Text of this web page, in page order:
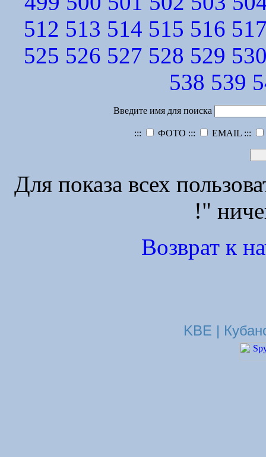
512 513 514 515 516
525 526 527 528 529
538 539
Введите имя для поиска
::: ФОТО ::: EMAIL :::
Для показа всех
!"
Возврат к
KBE |